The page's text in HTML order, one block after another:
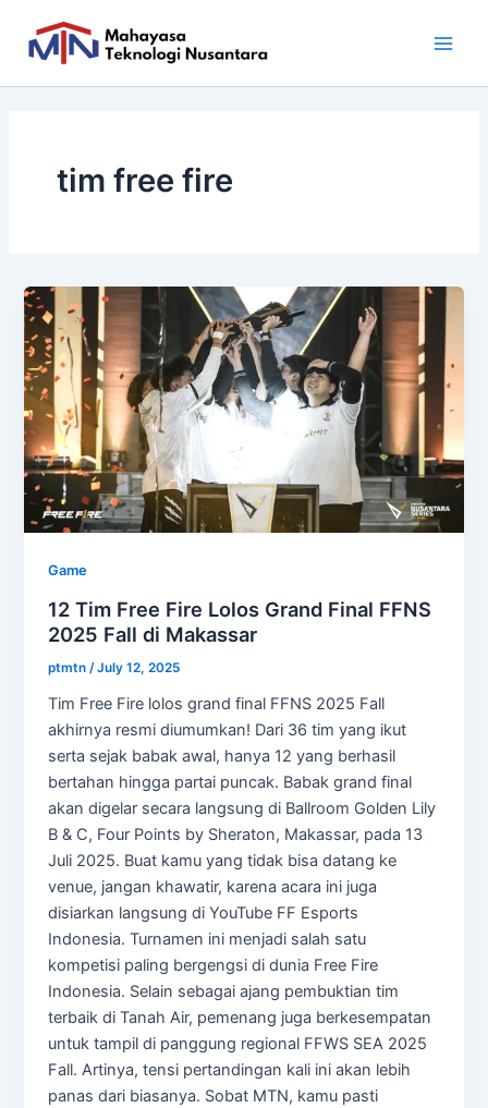
content
tim free fire
Game
12 Tim Free Fire Lolos Grand Final FFNS
2025 Fall di Makassar
ptmtn /July 12, 2025
Tim Free Fire lolos grand final FFNS 2025 Fall
akhirnya resmi diumumkan! Dari 36 tim yang ikut
serta sejak babak awal, hanya 12 yang berhasil
bertahan hingga partai puncak. Babak grand final
akan digelar secara langsung di Ballroom Golden Lily
B & C, Four Points by Sheraton, Makassar, pada 13
Juli 2025. Buat kamu yang tidak bisa datang ke
venue, jangan khawatir, karena acara ini juga
disiarkan langsung di YouTube FF Esports
Indonesia. Turnamen ini menjadi salah satu
kompetisi paling bergengsi di dunia Free Fire
Indonesia. Selain sebagai ajang pembuktian tim
terbaik di Tanah Air, pemenang juga berkesempatan
untuk tampil di panggung regional FFWS SEA 2025
Fall. Artinya, tensi pertandingan kali ini akan lebih
panas dari biasanya. Sobat MTN, kamu pasti